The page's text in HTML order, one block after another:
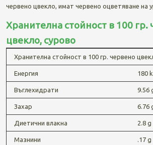
червено цвекло, имат червено оцветяване на
Хранителна стойност в 100 гр.
цвекло, сурово
Хранителна стойност в 100 гр. червено
Енергия 180
Въглехидрати 9.56
Захар 6.76
Диетични влакна 2.8 g
Мазнини .17 g